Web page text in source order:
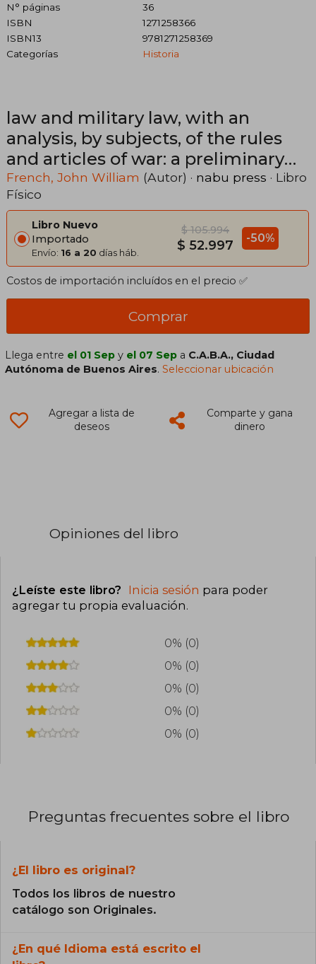
N° páginas
36
ISBN
1271258366
ISBN13
9781271258369
Categorías
Historia
law and military law, with an
analysis, by subjects, of the rules
and articles of war: a preliminary
lecture ...... (en Inglés)
French, John William (Autor) · nabu press · Libro
Físico
Libro Nuevo
Importado
Envío: 16 a 20 días háb.
$ 105.994
$ 52.997 -50%
Costos de importación incluídos en el precio ✅
Comprar
Llega entre el 01 Sep y el 07 Sep a C.A.B.A., Ciudad
Autónoma de Buenos Aires.Seleccionar ubicación
Agregar a lista de
deseos
Comparte y gana
dinero
Opiniones del libro
¿Leíste este libro? Inicia sesión para poder
agregar tu propia evaluación.
0% (0)
0% (0)
0% (0)
0% (0)
0% (0)
Preguntas frecuentes sobre el libro
¿El libro es original?
Todos los libros de nuestro
catálogo son Originales.
¿En qué Idioma está escrito el